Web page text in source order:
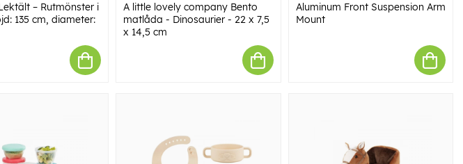
– Rutmönster i
135 cm, diameter:
A little lovely company Bento
matlåda - Dinosaurier - 22 x 7,5
x 14,5 cm
Aluminum Front Suspension Arm
Mount